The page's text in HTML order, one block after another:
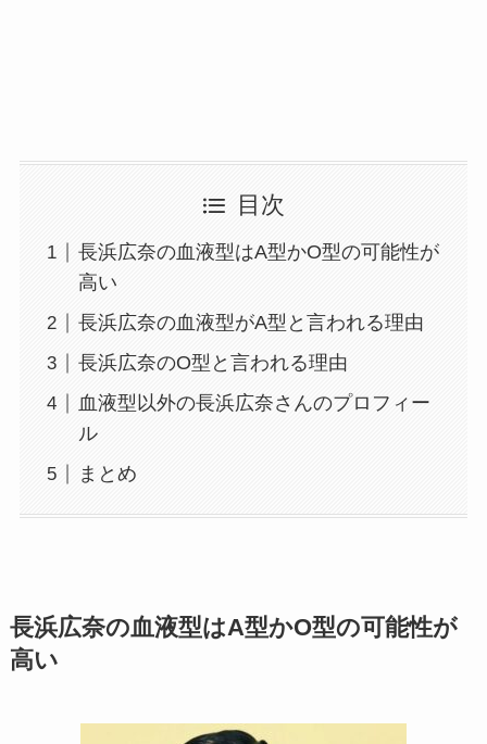
目次
長浜広奈の血液型はA型かO型の可能性が
高い
長浜広奈の血液型がA型と言われる理由
長浜広奈のO型と言われる理由
血液型以外の長浜広奈さんのプロフィー
ル
まとめ
長浜広奈の血液型はA型かO型の可能性が
高い